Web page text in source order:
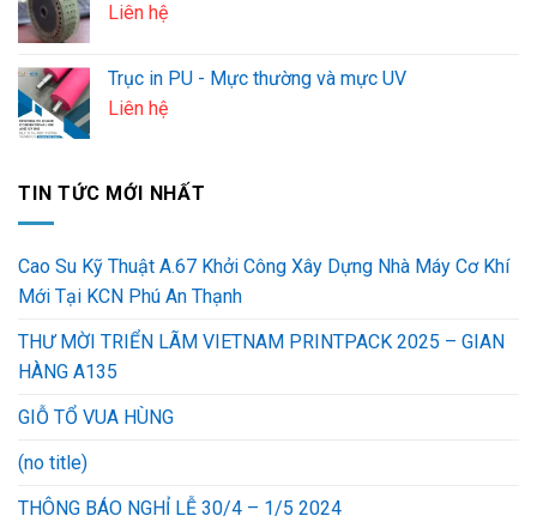
Liên hệ
Trục in PU - Mực thường và mực UV
Liên hệ
TIN TỨC MỚI NHẤT
Cao Su Kỹ Thuật A.67 Khởi Công Xây Dựng Nhà Máy Cơ Khí
Mới Tại KCN Phú An Thạnh
THƯ MỜI TRIỂN LÃM VIETNAM PRINTPACK 2025 – GIAN
HÀNG A135
GIỖ TỔ VUA HÙNG
(no title)
THÔNG BÁO NGHỈ LỄ 30/4 – 1/5 2024